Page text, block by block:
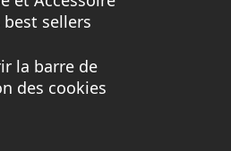
best sellers
la barre de
des cookies